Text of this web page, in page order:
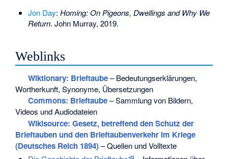
Jon Day: Homing: On Pigeons, Dwellings and Why We
Return. John Murray, 2019.
Weblinks
Wiktionary: Brieftaube– Bedeutungserklärungen,
Wortherkunft, Synonyme, Übersetzungen
Commons: Brieftaube– Sammlung von Bildern,
Videos und Audiodateien
Wikisource: Gesetz, betreffend den Schutz der
Brieftauben und den Brieftaubenverkehr im Kriege
(Deutsches Reich 1894)– Quellen und Volltexte